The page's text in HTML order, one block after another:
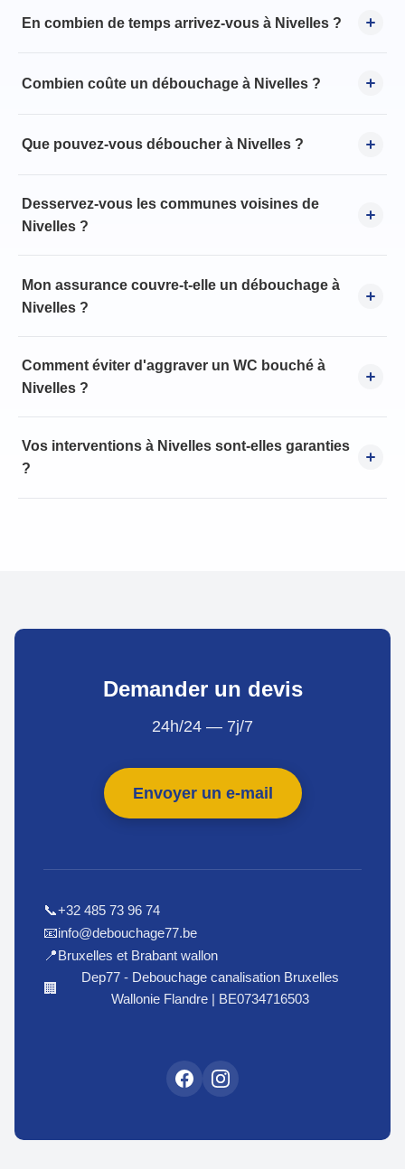
En combien de temps arrivez-vous à Nivelles ?
Combien coûte un débouchage à Nivelles ?
Que pouvez-vous déboucher à Nivelles ?
Desservez-vous les communes voisines de
Nivelles ?
Mon assurance couvre-t-elle un débouchage à
Nivelles ?
Comment éviter d'aggraver un WC bouché à
Nivelles ?
Vos interventions à Nivelles sont-elles garanties
?
Demander un devis
24h/24 — 7j/7
Envoyer un e-mail
📞+32 485 73 96 74
📧info@debouchage77.be
📍Bruxelles et Brabant wallon
🏢
Dep77 - Debouchage canalisation Bruxelles
Wallonie Flandre | BE0734716503